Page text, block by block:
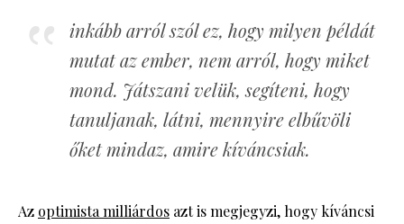
inkább arról szól ez, hogy milyen példát
mutat az ember, nem arról, hogy miket
mond. Játszani velük, segíteni, hogy
tanuljanak, látni, mennyire elbűvöli
őket mindaz, amire kíváncsiak.
Az optimista milliárdos azt is megjegyzi, hogy kíváncsi